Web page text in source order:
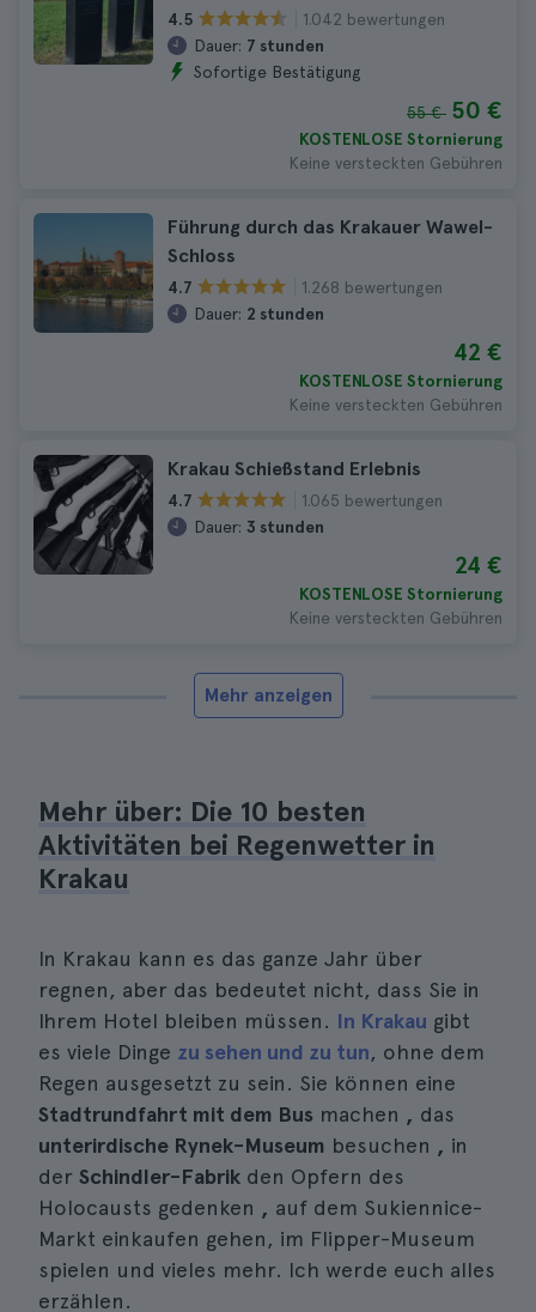
4.5
1.042 bewertungen
Dauer: 7 stunden
Sofortige Bestätigung
55 € 50 €
KOSTENLOSE Stornierung
Keine versteckten Gebühren
Führung durch das Krakauer Wawel-
Schloss
4.7
1.268 bewertungen
Dauer: 2 stunden
42 €
KOSTENLOSE Stornierung
Keine versteckten Gebühren
Krakau Schießstand Erlebnis
4.7
1.065 bewertungen
Dauer: 3 stunden
24 €
KOSTENLOSE Stornierung
Keine versteckten Gebühren
Mehr anzeigen
Mehr über: Die 10 besten
Aktivitäten bei Regenwetter in
Krakau
In Krakau kann es das ganze Jahr über
regnen, aber das bedeutet nicht, dass Sie in
Ihrem Hotel bleiben müssen. In Krakau gibt
es viele Dinge zu sehen und zu tun, ohne dem
Regen ausgesetzt zu sein. Sie können eine
Stadtrundfahrt mit dem Bus machen , das
unterirdische Rynek-Museum besuchen , in
der Schindler-Fabrik den Opfern des
Holocausts gedenken , auf dem Sukiennice-
Markt einkaufen gehen, im Flipper-Museum
spielen und vieles mehr. Ich werde euch alles
erzählen.